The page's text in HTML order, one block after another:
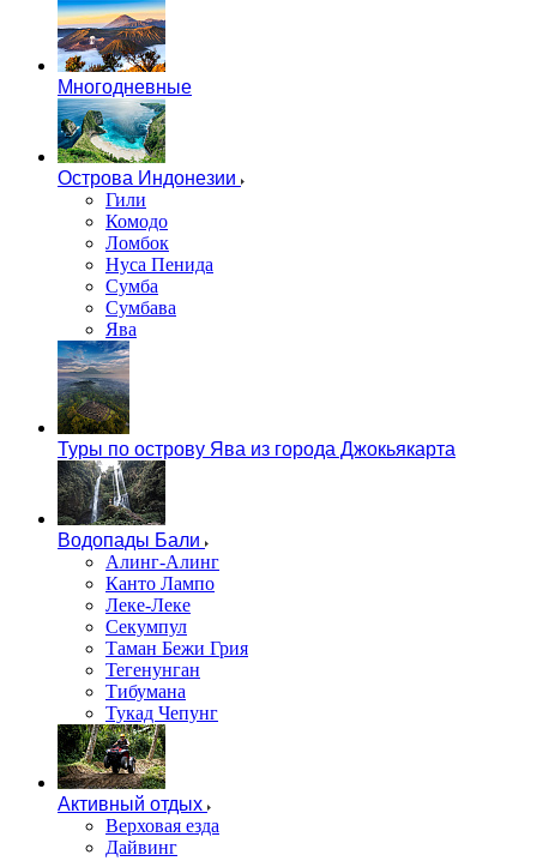
Многодневные
Острова Индонезии
Гили
Комодо
Ломбок
Нуса Пенида
Сумба
Сумбава
Ява
Туры по острову Ява из города Джокьякарта
Водопады Бали
Алинг-Алинг
Канто Лампо
Леке-Леке
Секумпул
Таман Бежи Грия
Тегенунган
Тибумана
Тукад Чепунг
Активный отдых
Верховая езда
Дайвинг